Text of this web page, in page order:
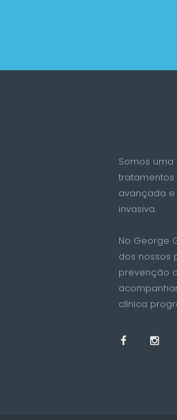
Somos
tratamentos
avançada
invasiva.
No George
dos nossos
prevenção
clínica